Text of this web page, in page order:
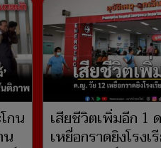
กน
น
เสียชีวิตเพิ่มอีก 1
เหยื่อกราดยิงโรงเ